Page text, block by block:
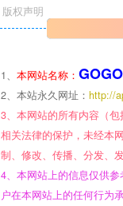
版权声明
1、 本网站名称：
2、本站永久网址： http://
3、本网站的所有内容（
相关法律的保护，未经本
制、修改、传播、分发、发
4、本网站上的信息仅供
户在本网站上的任何行为